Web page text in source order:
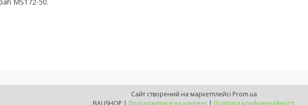
Сайт створений на маркетплейсі Prom.ua
BAUSHOP | Поскаржитися на контент | Політика конфіденційності